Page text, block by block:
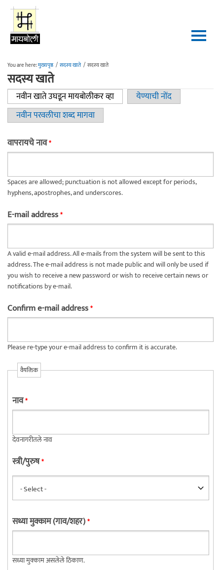
Skip to main content
You are here:मुख्यपृष्ठ / सदस्य खाते / सदस्य खाते
सदस्य खाते
Primary tabs
नवीन खाते उघडून मायबोलीकर व्हा(active tab)येण्याची नोंद
नवीन परवलीचा शब्द मागवा
वापरायचे नाव*
Spaces are allowed; punctuation is not allowed except for periods,
hyphens, apostrophes, and underscores.
E-mail address*
A valid e-mail address. All e-mails from the system will be sent to this
address. The e-mail address is not made public and will only be used if
you wish to receive a new password or wish to receive certain news or
notifications by e-mail.
Confirm e-mail address*
Please re-type your e-mail address to confirm it is accurate.
वैयक्तिक
नाव*
देवनागरीतले नाव
स्त्री/पुरुष*
सध्या मुक्काम (गाव/शहर)*
सध्या मुक्काम असलेले ठिकाण.